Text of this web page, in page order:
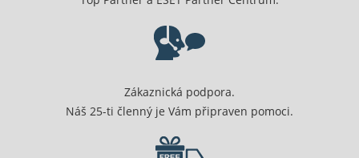
Zákaznická podpora.
Náš 25-ti členný je Vám připraven pomoci.